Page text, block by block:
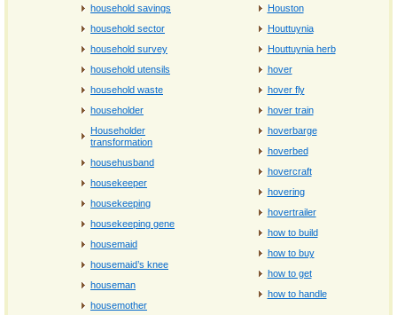
household savings
household sector
household survey
household utensils
household waste
householder
Householder
transformation
househusband
housekeeper
housekeeping
housekeeping gene
housemaid
housemaid’s knee
houseman
housemother
Houston
Houttuynia
Houttuynia herb
hover
hover fly
hover train
hoverbarge
hoverbed
hovercraft
hovering
hovertrailer
how to build
how to buy
how to get
how to handle